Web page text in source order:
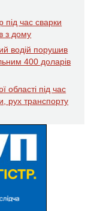
під час сварки
з дому
водій порушив
400 доларів
області під час
рух транспорту